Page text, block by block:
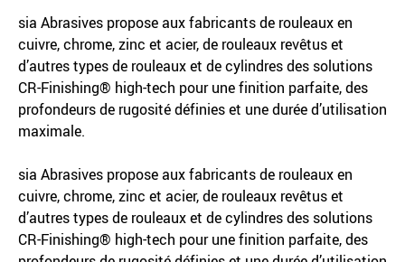
sia Abrasives propose aux fabricants de rouleaux en
cuivre, chrome, zinc et acier, de rouleaux revêtus et
d’autres types de rouleaux et de cylindres des solutions
CR-Finishing® high-tech pour une finition parfaite, des
profondeurs de rugosité définies et une durée d’utilisation
maximale.
sia Abrasives propose aux fabricants de rouleaux en
cuivre, chrome, zinc et acier, de rouleaux revêtus et
d’autres types de rouleaux et de cylindres des solutions
CR-Finishing® high-tech pour une finition parfaite, des